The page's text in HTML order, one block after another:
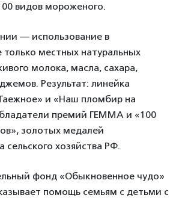
видов мороженого.
— использование в
только местных натуральных
молока, масла, сахара,
Результат: линейка
и «Наш пломбир на
премий ГЕММА и «100
золотых медалей
сельского хозяйства РФ.
фонд «Обыкновенное чудо»
помощь семьям с детьми с